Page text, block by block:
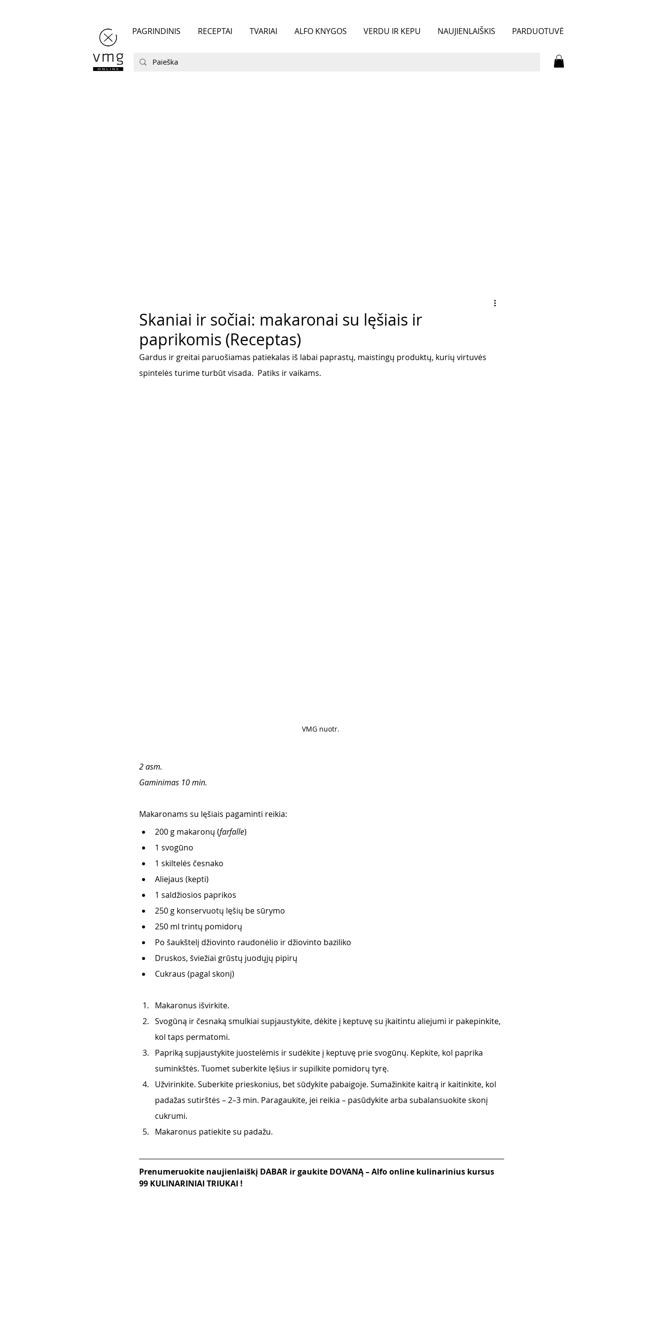
PAGRINDINIS RECEPTAI TVARIAI ALFO KNYGOS VERDU IR KEPU NAUJIENLAIŠKIS PARDUOTUVĖ
Skaniai ir sočiai: makaronai su lęšiais ir
paprikomis (Receptas)
Gardus ir greitai paruošiamas patiekalas iš labai paprastų, maistingų produktų, kurių virtuvės
spintelės turime turbūt visada.  Patiks ir vaikams.
VMG nuotr.
2 asm.
Gaminimas 10 min.
Makaronams su lęšiais pagaminti reikia:
200 g makaronų (farfalle)
1 svogūno
1 skiltelės česnako
Aliejaus (kepti)
1 saldžiosios paprikos
250 g konservuotų lęšių be sūrymo
250 ml trintų pomidorų
Po šaukštelį džiovinto raudonėlio ir džiovinto baziliko
Druskos, šviežiai grūstų juodųjų pipirų
Cukraus (pagal skonį)
Makaronus išvirkite.
Svogūną ir česnaką smulkiai supjaustykite, dėkite į keptuvę su įkaitintu aliejumi ir pakepinkite,
kol taps permatomi.
Papriką supjaustykite juostelėmis ir sudėkite į keptuvę prie svogūnų. Kepkite, kol paprika
suminkštės. Tuomet suberkite lęšius ir supilkite pomidorų tyrę.
Užvirinkite. Suberkite prieskonius, bet sūdykite pabaigoje. Sumažinkite kaitrą ir kaitinkite, kol
padažas sutirštės – 2–3 min. Paragaukite, jei reikia – pasūdykite arba subalansuokite skonį
cukrumi.
Makaronus patiekite su padažu.
Prenumeruokite naujienlaiškį DABAR ir gaukite DOVANĄ – Alfo online kulinarinius kursus
99 KULINARINIAI TRIUKAI !